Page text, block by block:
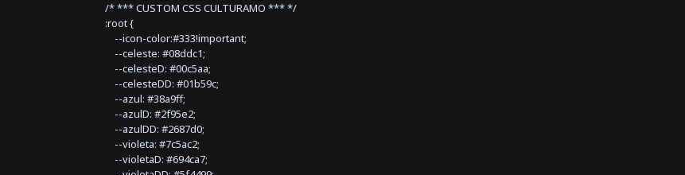
/* *** CUSTOM CSS CULTURAMO *** */
:root {
--icon-color:#333!important;
--celeste: #08ddc1;
--celesteD: #00c5aa;
--celesteDD: #01b59c;
--azul: #38a9ff;
--azulD: #2f95e2;
--azulDD: #2687d0;
--violeta: #7c5ac2;
--violetaD: #694ca7;